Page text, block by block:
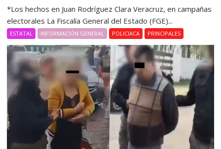
*Los hechos en Juan Rodríguez Clara Veracruz, en campañas
electorales La Fiscalía General del Estado (FGE)...
ESTATAL INFORMACIÓN GENERAL POLICIACA PRINCIPALES